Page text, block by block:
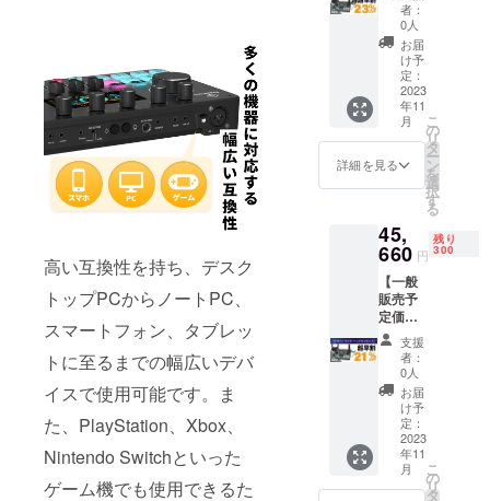
高い互換性を持ち、デスク
トップPCからノートPC、
スマートフォン、タブレッ
トに至るまでの幅広いデバ
イスで使用可能です。ま
た、PlayStation、Xbox、
Nintendo Switchといった
ゲーム機でも使用できるた
が遅れ
る場合
があり
ます。
様は変
更にな
る可能
性もご
ざいま
す。ご
了承く
ださ
ご注文
状況、
給状
況、製
造工程
上の都
合等に
より出
荷時期
が遅れ
る場合
があり
ます。
バー×1
※皆様の
ご支援
により
量産効
率が向
上した
場合、
正規販
売価格
下がる
可能性
もござ
いま
す。 ※
デザイ
ン・仕
様は変
更にな
る可能
性もご
ざいま
す。ご
了承く
ださ
フック&
ループ
×5 ・
STU1+1
マイク
×1 ・
XLR-
XLR
ケーブ
ル×1 ・
ショッ
クマウ
ント×1
・マイ
ク
フォー
ムカ
バー×1
・ヘッ
ドホン
様のご
支援に
より量
産効率
が向上
23%オ
フ】(税
込・送
料無料)
Comma
nder
M1 本
体×1 ・
3.5mm
オー
ケーブ
ル×2 ・
USB-C
データ/
充電
ケーブ
ル×2 ・
フック&
ループ
×5 ・
STU1+1
マイク
×1 ・
XLR-
XLR
ケーブ
者：
0人
お届
け予
定：
2023
年11
月
詳細を見る
こ
の
リ
タ
ー
ン
を
選
択
す
る
45,
660 円
残り
300
【一般
販売予
定価格
57,800
円の
21%オ
フ】(税
込・送
料無料)
Comma
nder
M1 本
支援
者：
0人
お届
け予
定：
2023
年11
月
こ
の
リ
タ